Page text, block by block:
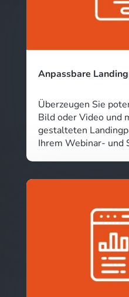
Anpassbare
Überzeugen Sie
Bild oder Video und
gestalteten
Ihrem Webinar- und